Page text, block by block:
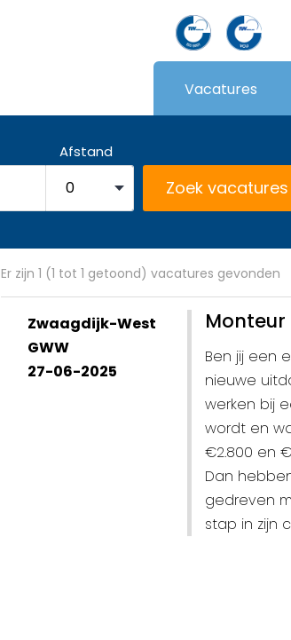
Vacatures
Afstand
Er zijn 1 (1 tot 1 getoond) vacatures gevonden
Zwaagdijk-West
GWW
27-06-2025
Ben jij een
nieuwe
werken bij
wordt en
€2.800 en
Dan
gedreven
stap in zijn